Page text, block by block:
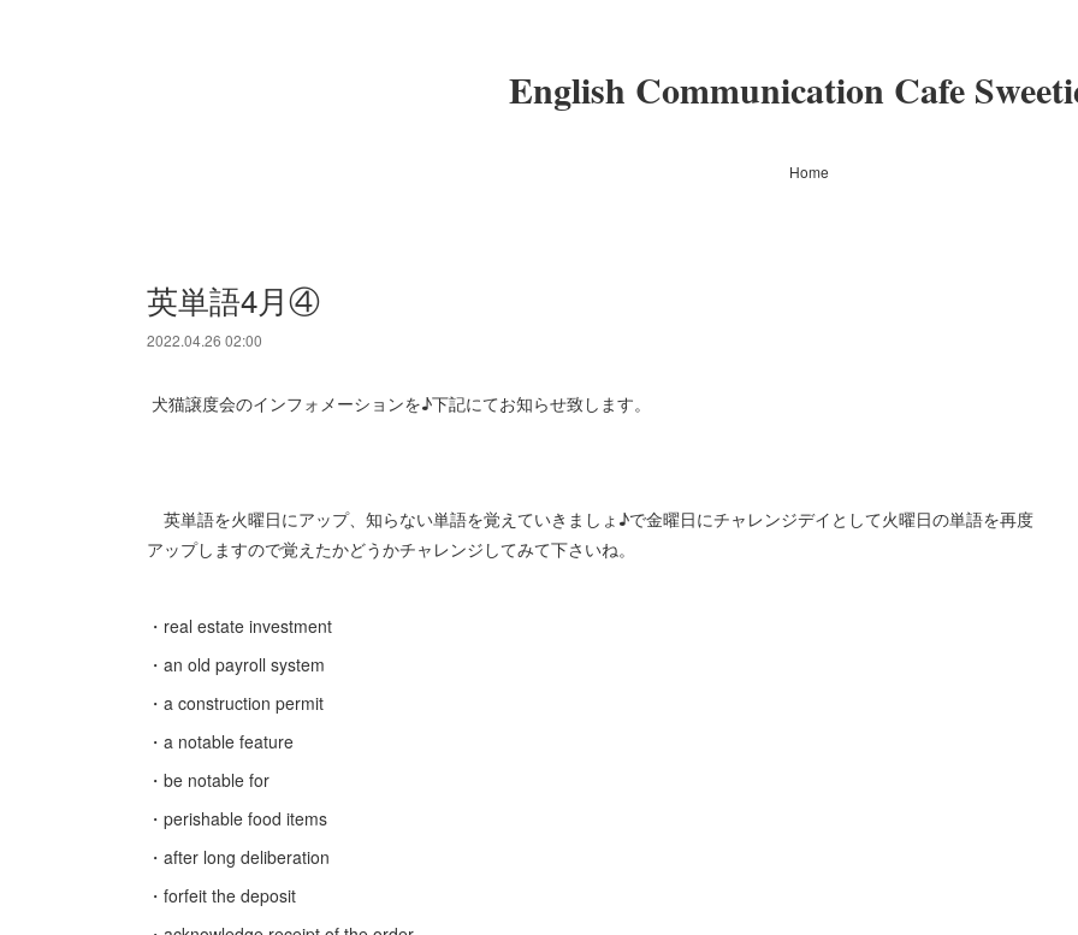
English Communication Cafe
Home
英単語4月④
2022.04.26 02:00
犬猫譲度会のインフォメーションを♪下記にてお知らせ致します。
英単語を火曜日にアップ、知らない単語を覚えていきましょ♪で金曜日にチャレンジデイとして火曜日の単語を再度
アップしますので覚えたかどうかチャレンジしてみて下さいね。
・real estate investment
・an old payroll system
・a construction permit
・a notable feature
・be notable for
・perishable food items
・after long deliberation
・forfeit the deposit